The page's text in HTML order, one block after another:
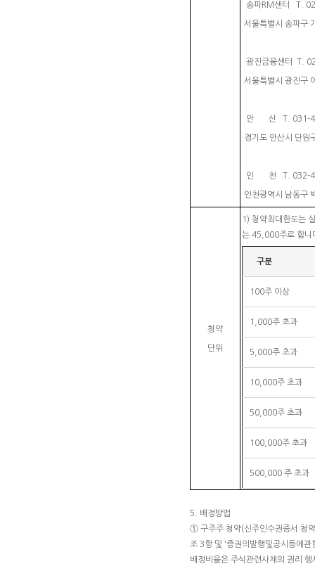
송파RM센터 T.
서울특별시 송파구
광진금융센터 T.
서울특별시 광진구
안 산 T. 031-
경기도 안산시 단원
인 천 T. 032-
인천광역시 남동구
청약
단위
1) 청약최대한도는
는 45,000주로 합니
구분
100주 이상
1,000주 초과
5,000주 초과
10,000주 초과
50,000주 초과
100,000주 초과
500,000 주 초과
5. 배정방법
① 구주주 청약(신주인수권증서 청
조 3항 및 '증권의발행및공시등에
배정비율은 주식관련사채의 권리